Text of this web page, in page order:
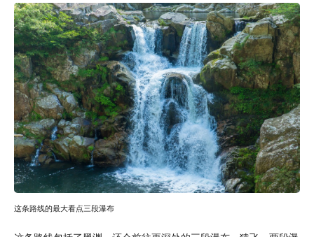
这条路线的最大看点三段瀑布